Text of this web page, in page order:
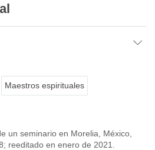
Maestros espirituales
un seminario en Morelia, México,
reeditado en enero de 2021.